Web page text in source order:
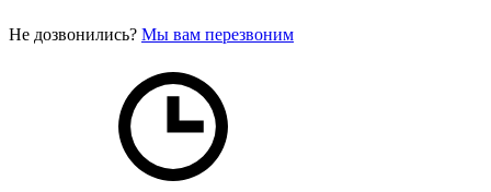
Не дозвонились? Мы вам перезвоним